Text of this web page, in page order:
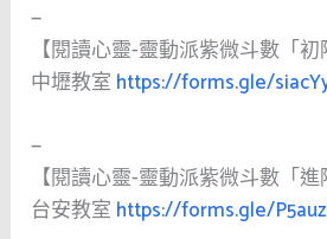
—
【閱讀心靈-靈動派紫微斗數「初
中壢教室 https://forms.gle/
—
【閱讀心靈-靈動派紫微斗數「進
台安教室 https://forms.gle/